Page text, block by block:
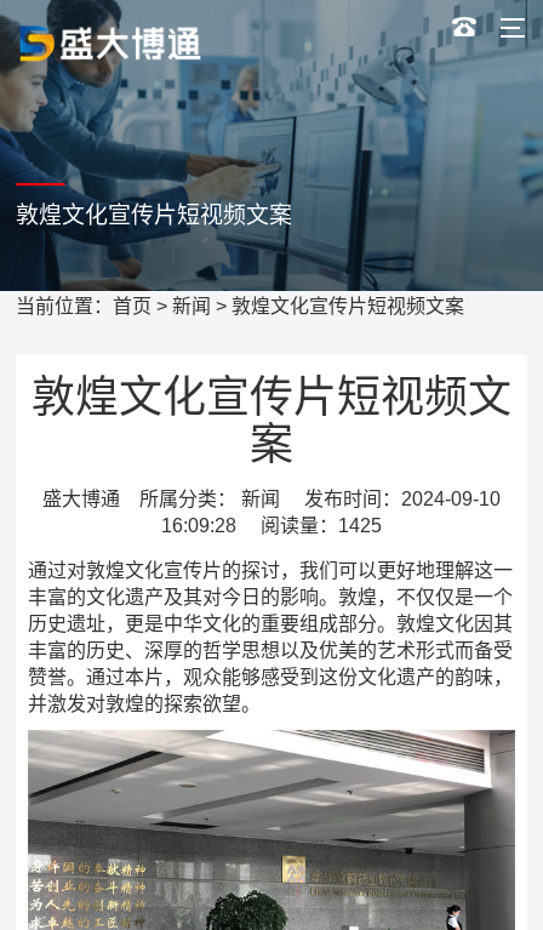
敦煌文化宣传片短视频文案
当前位置：首页 >新闻 > 敦煌文化宣传片短视频文案
敦煌文化宣传片短视频文
案
盛大博通 所属分类： 新闻 发布时间：2024-09-10
16:09:28 阅读量：1425
通过对敦煌文化宣传片的探讨，我们可以更好地理解这一
丰富的文化遗产及其对今日的影响。敦煌，不仅仅是一个
历史遗址，更是中华文化的重要组成部分。敦煌文化因其
丰富的历史、深厚的哲学思想以及优美的艺术形式而备受
赞誉。通过本片，观众能够感受到这份文化遗产的韵味，
并激发对敦煌的探索欲望。